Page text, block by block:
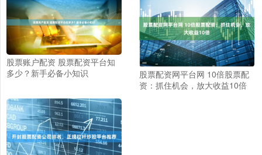
股票账户配资 股票配资平台知
多少？新手必备小知识
股票配资网平台网 10倍股票配
资：抓住机会，放大收益10倍